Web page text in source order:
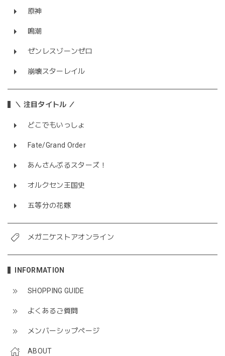
原神
鳴潮
ゼンレスゾーンゼロ
崩壊スターレイル
＼ 注目タイトル ／
どこでもいっしょ
Fate/Grand Order
あんさんぶるスターズ！
オルクセン王国史
五等分の花嫁
メガニケストアオンライン
INFORMATION
SHOPPING GUIDE
よくあるご質問
メンバーシップページ
ABOUT